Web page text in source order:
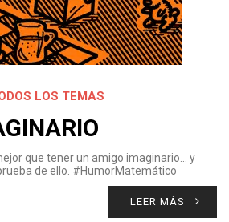
LOS TEMAS
que tener un amigo imaginario… y
de ello. #HumorMatemático
LEER MÁS